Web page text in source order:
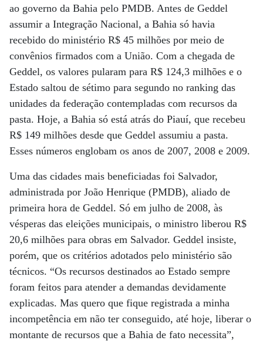
ao governo da Bahia pelo PMDB. Antes de Geddel
assumir a Integração Nacional, a Bahia só havia
recebido do ministério R$ 45 milhões por meio de
convênios firmados com a União. Com a chegada de
Geddel, os valores pularam para R$ 124,3 milhões e o
Estado saltou de sétimo para segundo no ranking das
unidades da federação contempladas com recursos da
pasta. Hoje, a Bahia só está atrás do Piauí, que recebeu
R$ 149 milhões desde que Geddel assumiu a pasta.
Esses números englobam os anos de 2007, 2008 e 2009.
Uma das cidades mais beneficiadas foi Salvador,
administrada por João Henrique (PMDB), aliado de
primeira hora de Geddel. Só em julho de 2008, às
vésperas das eleições municipais, o ministro liberou R$
20,6 milhões para obras em Salvador. Geddel insiste,
porém, que os critérios adotados pelo ministério são
técnicos. “Os recursos destinados ao Estado sempre
foram feitos para atender a demandas devidamente
explicadas. Mas quero que fique registrada a minha
incompetência em não ter conseguido, até hoje, liberar o
montante de recursos que a Bahia de fato necessita”,